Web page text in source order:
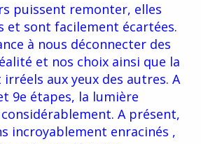
puissent remonter, elles
et sont facilement écartées.
à nous déconnecter des
et nos choix ainsi que la
aux yeux des autres. A
9e étapes, la lumière
A présent,
incroyablement enracinés ,